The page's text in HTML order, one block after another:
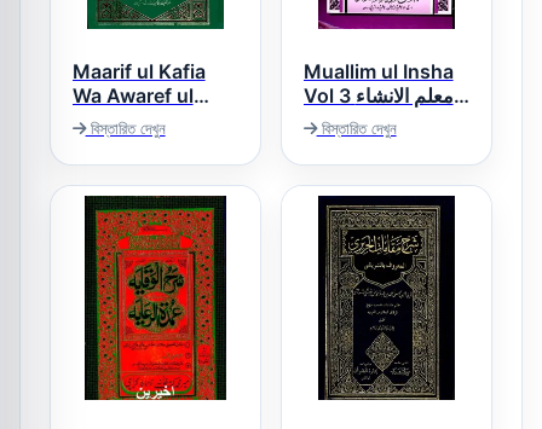
Maarif ul Kafia
Wa Awaref ul
Jami [Arabic]
معارف الکافیہ و
عوارف الجامی عربی
বিস্তারিত দেখুন
Muallim ul Insha
Vol 3 معلم الانشاء
حصہ سوم
বিস্তারিত দেখুন